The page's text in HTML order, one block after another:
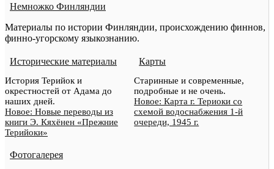
Немножко Финляндии
Материалы по истории Финляндии, происхождению финнов,
финно-угорскому языкознанию.
Исторические материалы
История Терийок и
окрестностей от Адама до
наших дней.
Новое: Новые переводы из
книги Э. Кяхёнен «Прежние
Терийоки»
Карты
Старинные и современные,
подробные и не очень.
Новое: Карта г. Териоки со
схемой водоснабжения 1-й
очереди, 1945 г.
Фотогалерея